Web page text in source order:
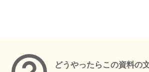
どうやったらこの資料の